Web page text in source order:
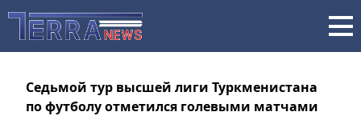
Седьмой тур высшей лиги Туркменистана
по футболу отметился голевыми матчами